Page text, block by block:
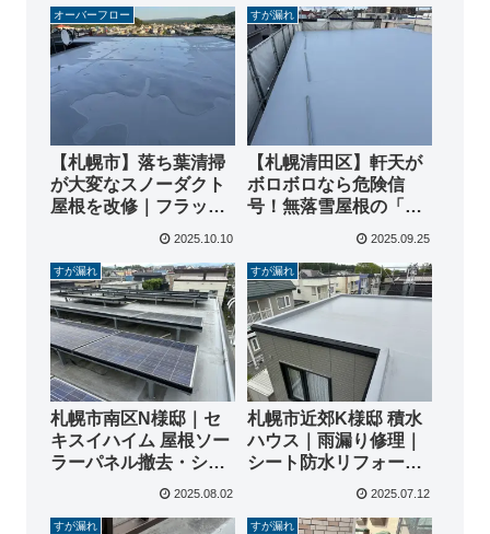
オーバーフロー
【札幌市】落ち葉清掃
が大変なスノーダクト
屋根を改修｜フラット
2025.10.10
すが漏れ
【札幌清田区】軒天が
ボロボロなら危険信
号！無落雪屋根の「す
2025.09.25
すが漏れ
札幌市南区N様邸｜セ
キスイハイム 屋根ソー
ラーパネル撤去・シー
ト防水リフォーム工事
2025.08.02
すが漏れ
札幌市近郊K様邸 積水
ハウス｜雨漏り修理｜
シート防水リフォーム
2025.07.12
すが漏れ すが漏れ